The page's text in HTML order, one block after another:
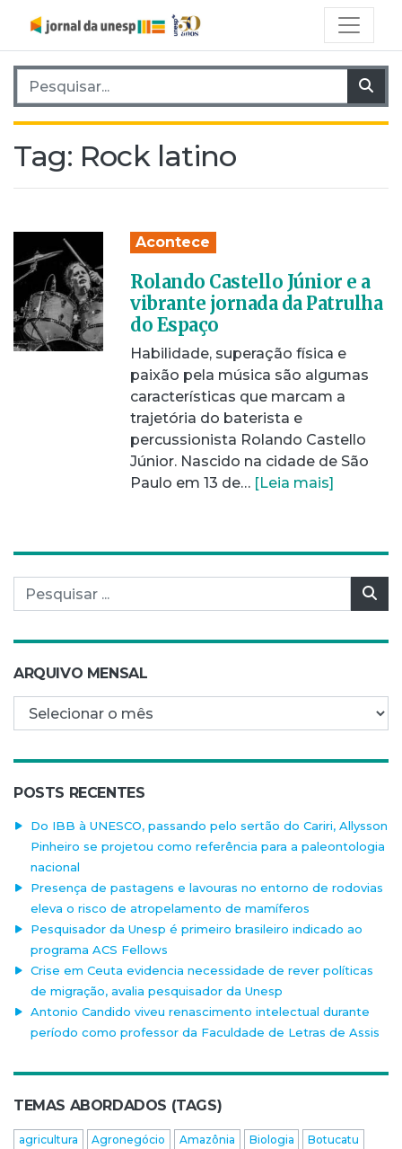
Pesquisar por:
Tag: Rock latino
Acontece
Rolando Castello Júnior e a
vibrante jornada da Patrulha
do Espaço
Habilidade, superação física e
paixão pela música são algumas
características que marcam a
trajetória do baterista e
percussionista Rolando Castello
Júnior. Nascido na cidade de São
Paulo em 13 de… [Leia mais]
Pesquisar por:
ARQUIVO MENSAL
Arquivo mensal
POSTS RECENTES
Do IBB à UNESCO, passando pelo sertão do Cariri, Allysson
Pinheiro se projetou como referência para a paleontologia
nacional
Presença de pastagens e lavouras no entorno de rodovias
eleva o risco de atropelamento de mamíferos
Pesquisador da Unesp é primeiro brasileiro indicado ao
programa ACS Fellows
Crise em Ceuta evidencia necessidade de rever políticas
de migração, avalia pesquisador da Unesp
Antonio Candido viveu renascimento intelectual durante
período como professor da Faculdade de Letras de Assis
TEMAS ABORDADOS (TAGS)
agricultura Agronegócio Amazônia Biologia
Botucatu